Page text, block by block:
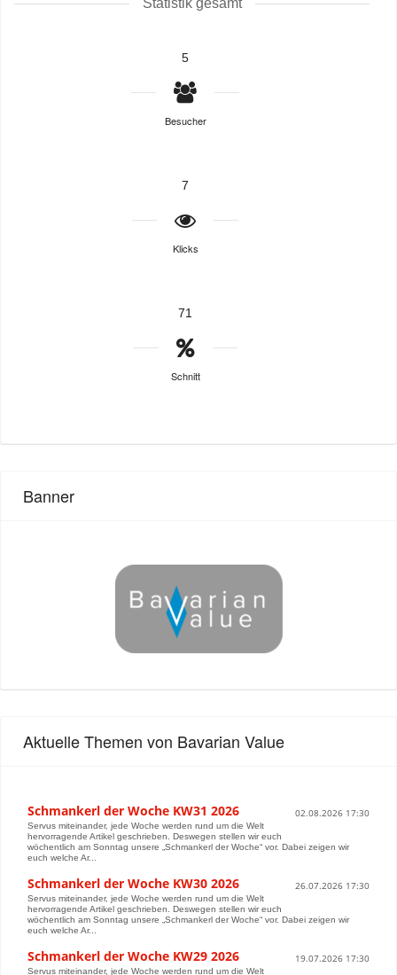
Statistik gesamt
5
Besucher
7
Klicks
71
Schnitt
Banner
Aktuelle Themen von Bavarian Value
Schmankerl der Woche KW31 2026 02.08.2026 17:30
Servus miteinander, jede Woche werden rund um die Welt
hervorragende Artikel geschrieben. Deswegen stellen wir euch
wöchentlich am Sonntag unsere „Schmankerl der Woche“ vor. Dabei zeigen wir
euch welche Ar...
Schmankerl der Woche KW30 2026 26.07.2026 17:30
Servus miteinander, jede Woche werden rund um die Welt
hervorragende Artikel geschrieben. Deswegen stellen wir euch
wöchentlich am Sonntag unsere „Schmankerl der Woche“ vor. Dabei zeigen wir
euch welche Ar...
Schmankerl der Woche KW29 2026 19.07.2026 17:30
Servus miteinander, jede Woche werden rund um die Welt